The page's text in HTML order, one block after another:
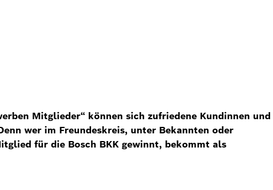
Mitglieder“ können sich zufriedene Kundinnen und
wer im Freundeskreis, unter Bekannten oder
für die Bosch BKK gewinnt, bekommt als